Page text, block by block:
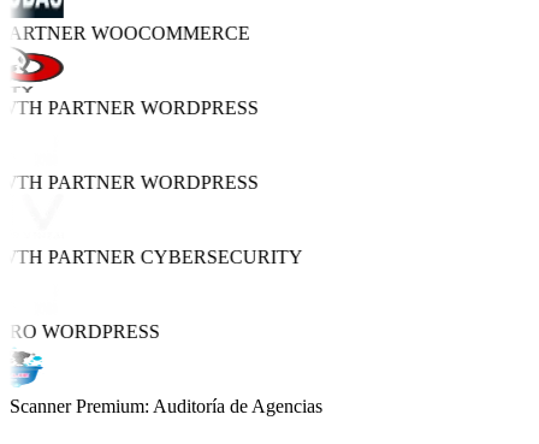
WOOCOMMERCE
PARTNERWORDPRESS
PARTNERWORDPRESS
PARTNERCYBERSECURITY
WORDPRESS
Scanner Premium: Auditoría de Agencias